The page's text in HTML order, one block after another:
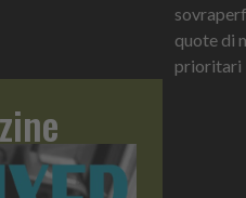
quote di
prioritari